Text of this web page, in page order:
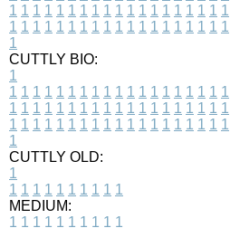
1 1 1 1 1 1 1 1 1 1 1 1 1 1 1 1 1 1 1
1 1 1 1 1 1 1 1 1 1 1 1 1 1 1 1 1 1 1
1
CUTTLY BIO:
1
1 1 1 1 1 1 1 1 1 1 1 1 1 1 1 1 1 1 1
1 1 1 1 1 1 1 1 1 1 1 1 1 1 1 1 1 1 1
1 1 1 1 1 1 1 1 1 1 1 1 1 1 1 1 1 1 1
1
CUTTLY OLD:
1
1 1 1 1 1 1 1 1 1 1
MEDIUM:
1 1 1 1 1 1 1 1 1 1